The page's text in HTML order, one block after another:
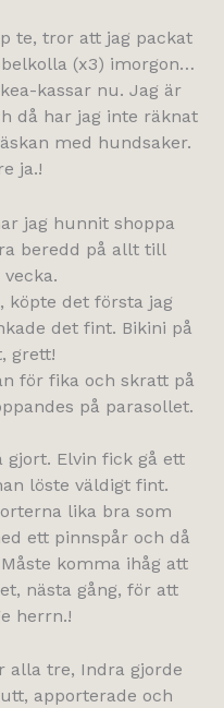
te, tror att jag packat
(x3) imorgon…
kassar nu. Jag är
då har jag inte räknat
med hundsaker.
ja.!
jag hunnit shoppa
beredd på allt till
köpte det första jag
det fint. Bikini på
grett!
för fika och skratt på
på parasollet.
gjort. Elvin fick gå ett
löste väldigt fint.
lika bra som
ett pinnspår och då
komma ihåg att
nästa gång, för att
herrn.!
alla tre, Indra gjorde
apporterade och